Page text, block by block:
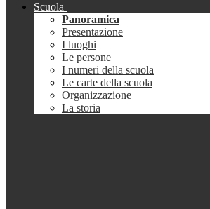
Scuola
Panoramica
Presentazione
I luoghi
Le persone
I numeri della scuola
Le carte della scuola
Organizzazione
La storia